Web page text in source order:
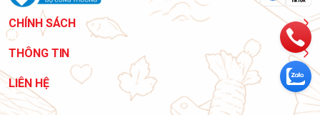
CHÍNH SÁCH
THÔNG TIN
LIÊN HỆ